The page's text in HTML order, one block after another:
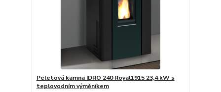
Peletová kamna IDRO 240 Royal1915 23,4 kW s
teplovodním výměníkem